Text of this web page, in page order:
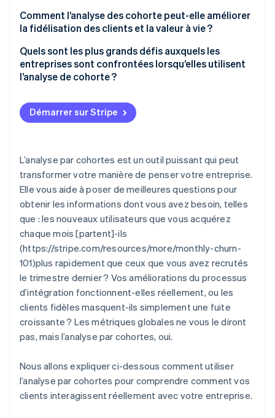
Stripe Sessions 2026
Découvrez comment Stripe construit l’infrastructure
Regarder la vidéo
Cohortes d’acquisition
Cohortes prédictives
Comment l’analyse des cohorte peut-elle améliorer
la fidélisation des clients et la valeur à vie ?
Repérer les points de chute
Découvrez ce qui fonctionne
Mesurer l’impact des changements
Quels sont les plus grands défis auxquels les
entreprises sont confrontées lorsqu’elles utilisent
l’analyse de cohorte ?
Données désordonnées ou incomplètes
Outils qui ne correspondent pas à vos besoins
Mauvaise interprétation des données
Être submergé par les données
Démarrer sur Stripe
L’analyse par cohortes est un outil puissant qui peut
transformer votre manière de penser votre entreprise.
Elle vous aide à poser de meilleures questions pour
obtenir les informations dont vous avez besoin, telles
que : les nouveaux utilisateurs que vous acquérez
chaque mois [partent]-ils
(https://stripe.com/resources/more/monthly-churn-
101)plus rapidement que ceux que vous avez recrutés
le trimestre dernier ? Vos améliorations du processus
d’intégration fonctionnent-elles réellement, ou les
clients fidèles masquent-ils simplement une fuite
croissante ? Les métriques globales ne vous le diront
pas, mais l’analyse par cohortes, oui.
Nous allons expliquer ci-dessous comment utiliser
l’analyse par cohortes pour comprendre comment vos
clients interagissent réellement avec votre entreprise.